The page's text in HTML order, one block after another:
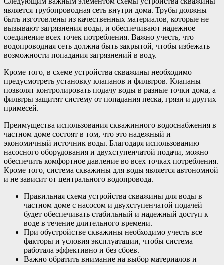
является трубопроводная сеть внутри дома. Трубы должны
быть изготовлены из качественных материалов, которые не
вызывают загрязнения воды, и обеспечивают надежное
соединение всех точек потребления. Важно учесть, что
водопроводная сеть должна быть закрытой, чтобы избежать
возможности попадания загрязнений в воду.
Кроме того, в схеме устройства скважины необходимо
предусмотреть установку клапанов и фильтров. Клапаны
позволят контролировать подачу воды в разные точки дома, а
фильтры защитят систему от попадания песка, грязи и других
примесей.
Преимущества использования скважинного водоснабжения в
частном доме состоят в том, что это надежный и
экономичный источник воды. Благодаря использованию
насосного оборудования и двухступенчатой подачи, можно
обеспечить комфортное давление во всех точках потребления.
Кроме того, система скважины для воды является автономной
и не зависит от центрального водопровода.
Правильная схема устройства скважины для воды в
частном доме с насосом и двухступенчатой подачей
будет обеспечивать стабильный и надежный доступ к
воде в течение длительного времени.
При обустройстве скважины необходимо учесть все
факторы и условия эксплуатации, чтобы система
работала эффективно и без сбоев.
Важно обратить внимание на выбор материалов и